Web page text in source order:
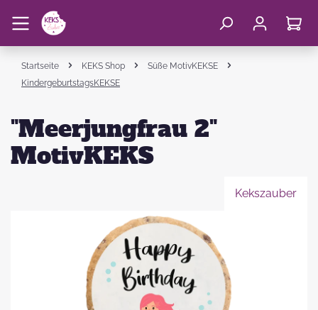
Startseite KEKS Shop
Süße MotivKEKSE
KindergeburtstagsKEKSE
"Meerjungfrau 2"
MotivKEKS
Kekszauber